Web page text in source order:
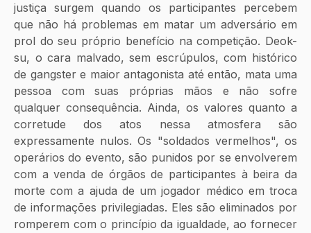
justiça surgem quando os participantes percebem
que não há problemas em matar um adversário em
prol do seu próprio benefício na competição. Deok-
su, o cara malvado, sem escrúpulos, com histórico
de gangster e maior antagonista até então, mata uma
pessoa com suas próprias mãos e não sofre
qualquer consequência. Ainda, os valores quanto a
corretude dos atos nessa atmosfera são
expressamente nulos. Os "soldados vermelhos", os
operários do evento, são punidos por se envolverem
com a venda de órgãos de participantes à beira da
morte com a ajuda de um jogador médico em troca
de informações privilegiadas. Eles são eliminados por
romperem com o princípio da igualdade, ao fornecer